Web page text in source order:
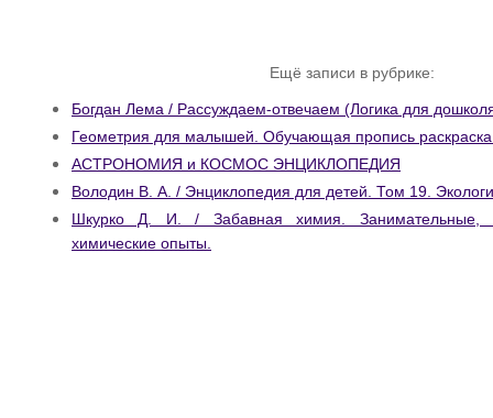
Ещё записи в рубрике:
Богдан Лема / Рассуждаем-отвечаем (Логика для
Геометрия для малышей. Обучающая пропись
АСТРОНОМИЯ и КОСМОС ЭНЦИКЛОПЕДИЯ
Володин В. А. / Энциклопедия для детей. Том 19.
Шкурко Д. И. / Забавная химия. Занимательные,
химические опыты.